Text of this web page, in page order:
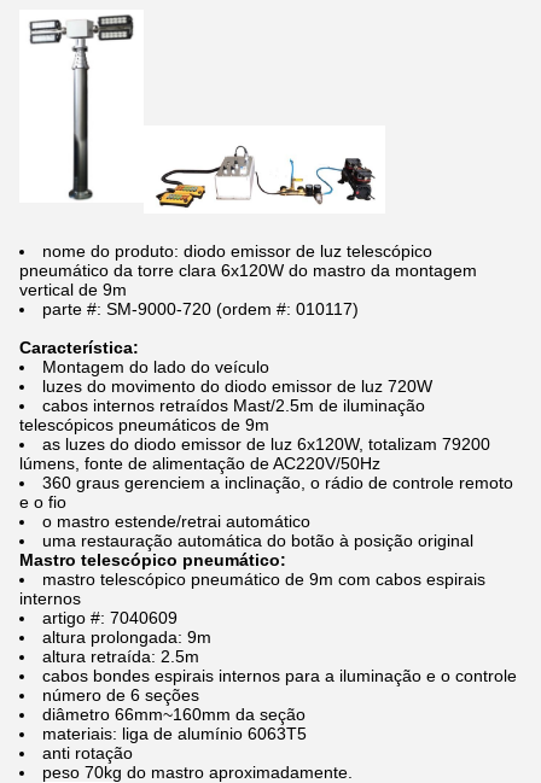
nome do produto: diodo emissor de luz telescópico
pneumático da torre clara 6x120W do mastro da montagem
vertical de 9m
parte #: SM-9000-720 (ordem #: 010117)
Característica:
Montagem do lado do veículo
luzes do movimento do diodo emissor de luz 720W
cabos internos retraídos Mast/2.5m de iluminação
telescópicos pneumáticos de 9m
as luzes do diodo emissor de luz 6x120W, totalizam 79200
lúmens, fonte de alimentação de AC220V/50Hz
360 graus gerenciem a inclinação, o rádio de controle remoto
e o fio
o mastro estende/retrai automático
uma restauração automática do botão à posição original
Mastro telescópico pneumático:
mastro telescópico pneumático de 9m com cabos espirais
internos
artigo #: 7040609
altura prolongada: 9m
altura retraída: 2.5m
cabos bondes espirais internos para a iluminação e o controle
número de 6 seções
diâmetro 66mm~160mm da seção
materiais: liga de alumínio 6063T5
anti rotação
peso 70kg do mastro aproximadamente.